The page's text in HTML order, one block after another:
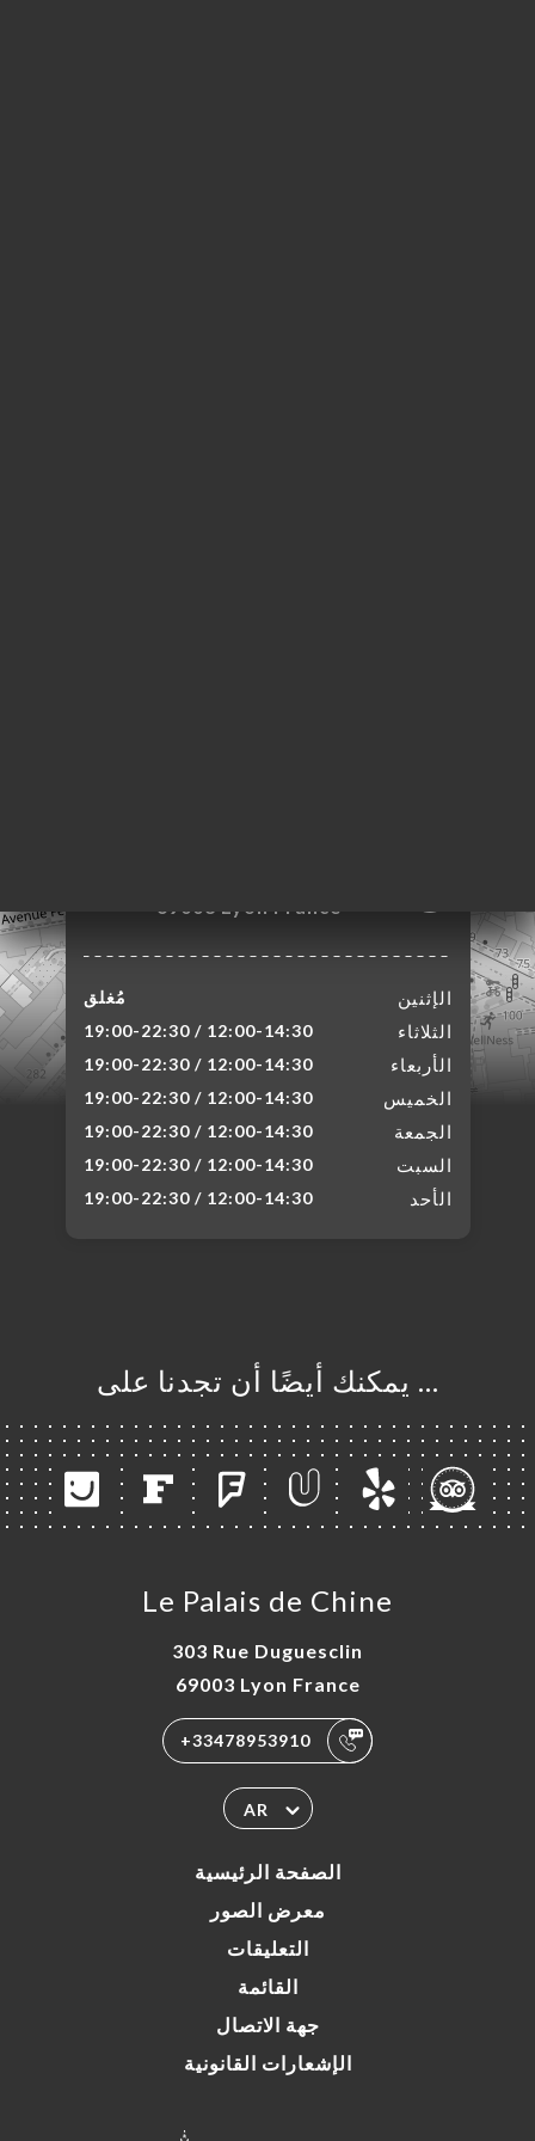
69003 Lyon France
الإثنين مُغلق
الثلاثاء 12:00-14:30 / 19:00-22:30
الأربعاء 12:00-14:30 / 19:00-22:30
الخميس 12:00-14:30 / 19:00-22:30
الجمعة 12:00-14:30 / 19:00-22:30
السبت 12:00-14:30 / 19:00-22:30
الأحد 12:00-14:30 / 19:00-22:30
… يمكنك أيضًا أن تجدنا على
Le Palais de Chine
303 Rue Duguesclin
69003 Lyon France
+33478953910
AR
الصفحة الرئيسية
معرض الصور
التعليقات
القائمة
جهة الاتصال
الإشعارات القانونية